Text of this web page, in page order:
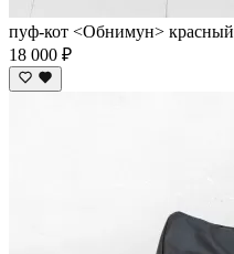
пуф-кот <Обнимун> красный
18 000 ₽